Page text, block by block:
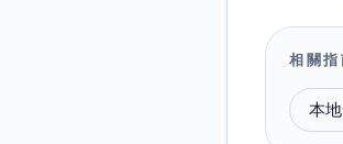
相關指
本